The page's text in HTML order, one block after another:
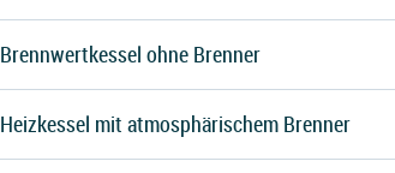
Brennwertkessel ohne Brenner
Heizkessel mit atmosphärischem Brenner